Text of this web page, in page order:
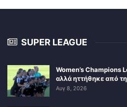
SUPER LEAGUE
Women’s
αλλά ηττήθηκε από
Αυγ 8, 2026